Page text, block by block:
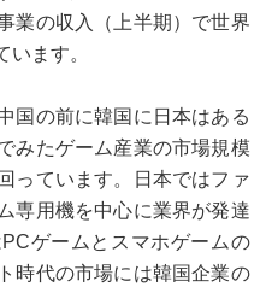
業の収入（上半期）で世界
います。
国の前に韓国に日本はある
みたゲーム産業の市場規模
っています。日本ではファ
専用機を中心に業界が発達
ゲームとスマホゲームの
時代の市場には韓国企業の